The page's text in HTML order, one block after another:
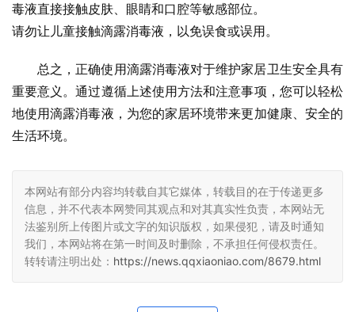
毒液直接接触皮肤、眼睛和口腔等敏感部位。
请勿让儿童接触滴露消毒液，以免误食或误用。
总之，正确使用滴露消毒液对于维护家居卫生安全具有
重要意义。通过遵循上述使用方法和注意事项，您可以轻松
地使用滴露消毒液，为您的家居环境带来更加健康、安全的
生活环境。
本网站有部分内容均转载自其它媒体，转载目的在于传递更多
信息，并不代表本网赞同其观点和对其真实性负责，本网站无
法鉴别所上传图片或文字的知识版权，如果侵犯，请及时通知
我们，本网站将在第一时间及时删除，不承担任何侵权责任。
转转请注明出处： https://news.qqxiaoniao.com/8679.html